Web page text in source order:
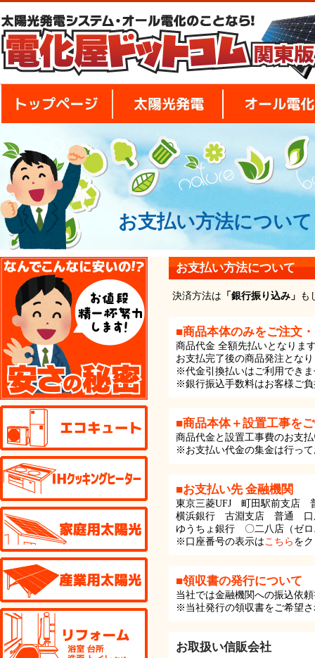
トップページ 太陽光発電
お支払い方法について
安さの秘密
家庭用太陽光発電
リフォーム
お支払い方法について
決済方法は 「銀行振り込み」 も
■商品本体のみをご注文
商品代金 全額先払いとなりま
お支払完了後の商品発注とな
※代金引換払いはご利用でき
※銀行振込手数料はお客様ご
■商品本体＋設置工事を
商品代金と設置工事費のお支
※お支払い代金の集金は行っ
■お支払い先 金融機関
東京三菱UFJ 町田駅前支店
横浜銀行 古淵支店 普通 口
ゆうちょ銀行 〇二八店（ゼ
※口座番号の表示はこちら を
■領収書の発行について
当社では金融機関への振込依
※当社発行の領収書をご希望
お取扱い信販会社